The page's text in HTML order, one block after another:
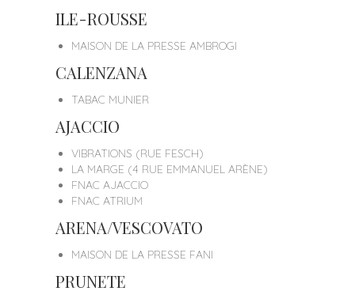
ILE-ROUSSE
MAISON DE LA PRESSE AMBROGI
CALENZANA
TABAC MUNIER
AJACCIO
VIBRATIONS (RUE FESCH)
LA MARGE (4 RUE EMMANUEL ARÈNE)
FNAC AJACCIO
FNAC ATRIUM
ARENA/VESCOVATO
MAISON DE LA PRESSE FANI
PRUNETE